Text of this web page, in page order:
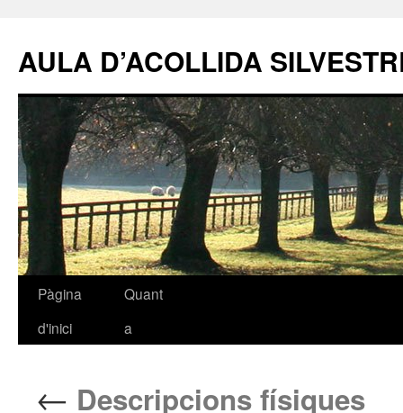
AULA D’ACOLLIDA
Vés
Pàgina
d'inici
Quant
a
← Descripcions físiques